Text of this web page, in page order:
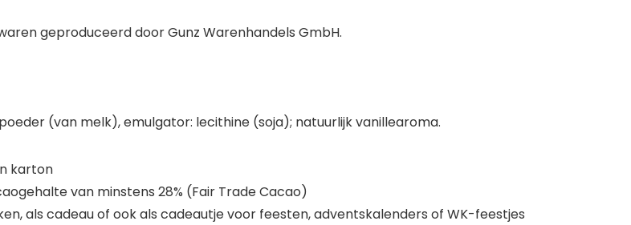
geproduceerd door Gunz Warenhandels GmbH.
(van melk), emulgator: lecithine (soja); natuurlijk vanillearoma.
karton
van minstens 28% (Fair Trade Cacao)
als cadeau of ook als cadeautje voor feesten, adventskalenders of WK-feestjes